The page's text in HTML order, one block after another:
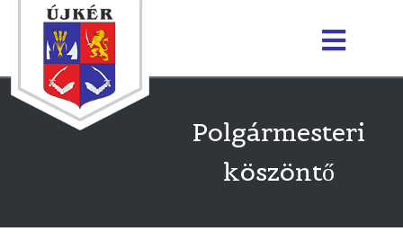
Polgármesteri
köszöntő